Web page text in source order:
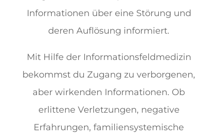
Informationen über eine Störung und
deren Auflösung informiert.
Mit Hilfe der Informationsfeldmedizin
bekommst du Zugang zu verborgenen,
aber wirkenden Informationen. Ob
erlittene Verletzungen, negative
Erfahrungen, familiensystemische